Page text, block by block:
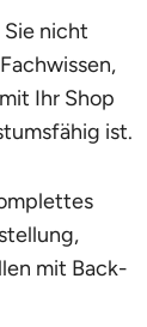
nicht
Ihr Shop
ist.
mit Back-